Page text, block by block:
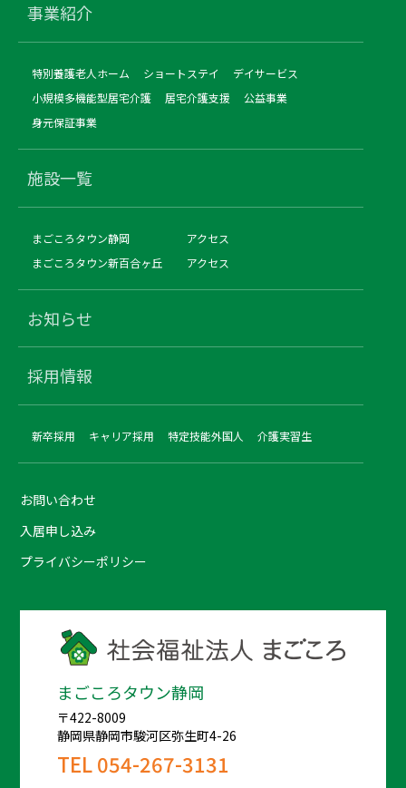
事業紹介
特別養護老人ホーム ショートステイ
デイサービス
小規模多機能型居宅介護
居宅介護支援
公益事業
身元保証事業
施設一覧
まごころタウン静岡
アクセス
まごころタウン新百合ヶ丘
アクセス
お知らせ
採用情報
新卒採用 キャリア採用 特定技能外国人 介護実習生
お問い合わせ
入居申し込み
プライバシーポリシー
まごころタウン静岡
〒422-8009
静岡県静岡市駿河区弥生町4-26
TEL054-267-3131